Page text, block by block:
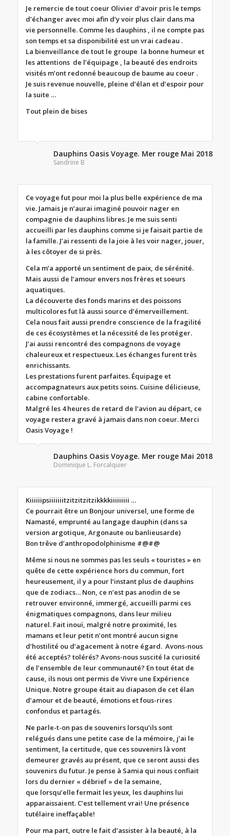
Je remercie de tout coeur Olivier d’avoir pris le temps
d’échanger avec moi afin d’y voir plus clair dans ma
vie personnelle. Comme les dauphins , il ne compte pas
son temps et sa disponibilité est un vrai cadeau .
La bienveillance de tout le groupe la bonne humeur et
les attentions de l’équipage , la beauté des endroits
visités m’ont redonné beaucoup de baume au coeur .
Je suis revenue nouvelle, pleine d’élan et d’espoir pour
la suite …
Tout plein de bises
Dauphins Oasis Voyage. Mer rouge Mai 2018
Sandrine B
Ce voyage fut pour moi la plus belle expérience de ma
vie. Jamais je n’aurai imaginé pouvoir nager en
compagnie de dauphins libres. Je me suis senti
accueilli par les dauphins comme si je faisait partie de
la famille. J’ai ressenti de la joie à les voir nager, jouer,
à les côtoyer de si près.
Cela m’a apporté un sentiment de paix, de sérénité.
Mais aussi de l’amour envers nos frères et soeurs
aquatiques.
La découverte des fonds marins et des poissons
multicolores fut là aussi source d’émerveillement.
Cela nous fait aussi prendre conscience de la fragilité
de ces écosystèmes et la nécessité de les protéger.
J’ai aussi rencontré des compagnons de voyage
chaleureux et respectueux. Les échanges furent très
enrichissants.
Les prestations furent parfaites. Équipage et
accompagnateurs aux petits soins. Cuisine délicieuse,
cabine confortable.
Malgré les 4 heures de retard de l’avion au départ, ce
voyage restera gravé à jamais dans non coeur. Merci
Oasis Voyage !
Dauphins Oasis Voyage. Mer rouge Mai 2018
Dominique L. Forcalquier
Kiiiiiipsiiiiiiitzitzitzitzikkkkiiiiiiiii …
Ce pourrait être un Bonjour universel, une forme de
Namasté, emprunté au langage dauphin (dans sa
version argotique, Argonaute ou banlieusarde)
Bon trêve d’anthropodolphinisme #@#@
Même si nous ne sommes pas les seuls « touristes » en
quête de cette expérience hors du commun, fort
heureusement, il y a pour l’instant plus de dauphins
que de zodiacs… Non, ce n’est pas anodin de se
retrouver environné, immergé, accueilli parmi ces
énigmatiques compagnons, dans leur milieu
naturel. Fait inouï, malgré notre proximité, les
mamans et leur petit n’ont montré aucun signe
d’hostilité ou d’agacement à notre égard. Avons-nous
été acceptés? tolérés? Avons-nous suscité la curiosité
de l’ensemble de leur communauté? En tout état de
cause, ils nous ont permis de Vivre une Expérience
Unique. Notre groupe était au diapason de cet élan
d’amour et de beauté, émotions et fous-rires
confondus et partagés.
Ne parle-t-on pas de souvenirs lorsqu’ils sont
relégués dans une petite case de la mémoire, j’ai le
sentiment, la certitude, que ces souvenirs là vont
demeurer gravés au présent, que ce seront aussi des
souvenirs du futur. Je pense à Samia qui nous confiait
lors du dernier « débrief » de la semaine,
que lorsqu’elle fermait les yeux, les dauphins lui
apparaissaient. C’est tellement vrai! Une présence
tutélaire ineffaçable!
Pour ma part, outre le fait d’assister à la beauté, à la